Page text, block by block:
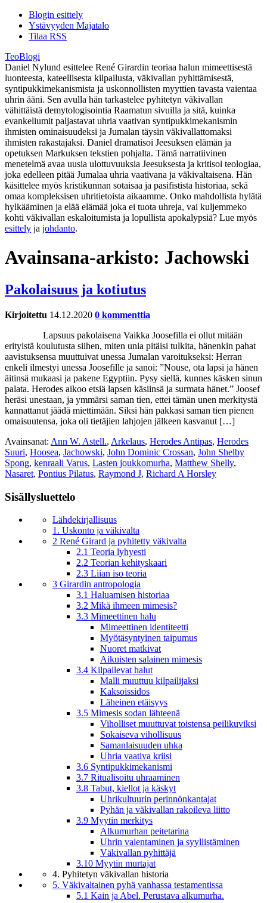
Blogin esittely
Ystävyyden Majatalo
Tilaa RSS
TeoBlogi
Daniel Nylund esittelee René Girardin teoriaa halun mimeettisestä
luonteesta, kateellisesta kilpailusta, väkivallan pyhittämisestä,
syntipukkimekanismista ja uskonnollisten myyttien tavasta vaientaa
uhrin ääni. Sen avulla hän tarkastelee pyhitetyn väkivallan
vähittäistä demytologisointia Raamatun sivuilla ja sitä, kuinka
evankeliumit paljastavat uhria vaativan syntipukkimekanismin
ihmisten ominaisuudeksi ja Jumalan täysin väkivallattomaksi
ihmisten rakastajaksi. Daniel dramatisoi Jeesuksen elämän ja
opetuksen Markuksen tekstien pohjalta. Tämä narratiivinen
menetelmä avaa uusia ulottuvuuksia Jeesuksesta ja kritisoi teologiaa,
joka edelleen pitää Jumalaa uhria vaativana ja väkivaltaisena. Hän
käsittelee myös kristikunnan sotaisaa ja pasifistista historiaa, sekä
omaa kompleksisen uhritietoista aikaamme. Onko mahdollista hylätä
hylkääminen ja elää elämää joka ei tuota uhreja, vai kuljemmeko
kohti väkivallan eskaloitumista ja lopullista apokalypsiä? Lue myös
esittely ja johdanto.
Avainsana-arkisto: Jachowski
Pakolaisuus ja kotiutus
Kirjoitettu 14.12.2020 0 kommenttia
Lapsuus pakolaisena Vaikka Joosefilla ei ollut mitään
erityistä koulutusta siihen, miten unia pitäisi tulkita, hänenkin pahat
aavistuksensa muuttuivat unessa Jumalan varoitukseksi: Herran
enkeli ilmestyi unessa Joosefille ja sanoi: ”Nouse, ota lapsi ja hänen
äitinsä mukaasi ja pakene Egyptiin. Pysy siellä, kunnes käsken sinun
palata. Herodes aikoo etsiä lapsen käsiinsä ja surmata hänet.” Joosef
heräsi unestaan, ja ymmärsi saman tien, ettei tämän unen merkitystä
kannattanut jäädä miettimään. Siksi hän pakkasi saman tien pienen
omaisuutensa, joka oli tietäjien lahjojen jälkeen kasvanut […]
Avainsanat: Ann W. Astell., Arkelaus, Herodes Antipas, Herodes
Suuri, Hoosea, Jachowski, John Dominic Crossan, John Shelby
Spong, kenraali Varus, Lasten joukkomurha, Matthew Shelly,
Nasaret, Pontius Pilatus, Raymond J, Richard A Horsley
Sisällysluettelo
Lähdekirjallisuus
1. Uskonto ja väkivalta
2 René Girard ja pyhitetty väkivalta
2.1 Teoria lyhyesti
2.2 Teorian kehityskaari
2.3 Liian iso teoria
3 Girardin antropologia
3.1 Haluamisen historiaa
3.2 Mikä ihmeen mimesis?
3.3 Mimeettinen halu
Mimeettinen identiteetti
Myötäsyntyinen taipumus
Nuoret matkivat
Aikuisten salainen mimesis
3.4 Kilpailevat halut
Malli muuttuu kilpailijaksi
Kaksoissidos
Läheinen etäisyys
3.5 Mimesis sodan lähteenä
Viholliset muuttuvat toistensa peilikuviksi
Sokaiseva vihollisuus
Samanlaisuuden uhka
Uhria vaativa kriisi
3.6 Syntipukkimekanismi
3.7 Ritualisoitu uhraaminen
3.8 Tabut, kiellot ja käskyt
Uhrikultuurin perinnönkantajat
Pyhän ja väkivallan rakoileva liitto
3.9 Myytin merkitys
Alkumurhan peitetarina
Uhrin vaientaminen ja syyllistäminen
Väkivallan pyhittäjä
3.10 Myytin murtajat
4. Pyhitetyn väkivallan historia
5. Väkivaltainen pyhä vanhassa testamentissa
5.1 Kain ja Abel. Perustava alkumurha.